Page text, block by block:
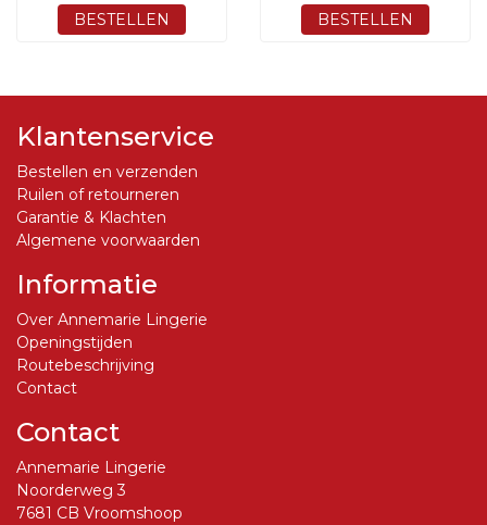
BESTELLEN
BESTELLEN
Klantenservice
Bestellen en verzenden
Ruilen of retourneren
Garantie & Klachten
Algemene voorwaarden
Informatie
Over Annemarie Lingerie
Openingstijden
Routebeschrijving
Contact
Contact
Annemarie Lingerie
Noorderweg 3
7681 CB Vroomshoop